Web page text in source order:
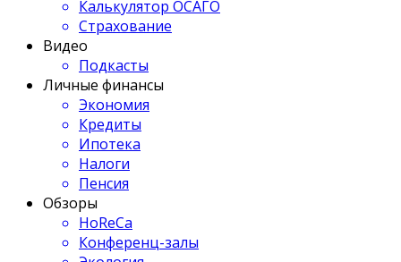
Калькулятор ОСАГО
Страхование
Видео
Подкасты
Личные финансы
Экономия
Кредиты
Ипотека
Налоги
Пенсия
Обзоры
HoReCa
Конференц-залы